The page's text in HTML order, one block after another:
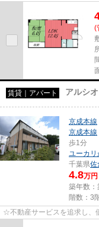
(
賃貸｜アパート アルシ
京成本線
京成本線
歩1分
ユーカリ
千葉県佐
4.8万円
築年数：
階数：3
☆不動産サービスを追求し、